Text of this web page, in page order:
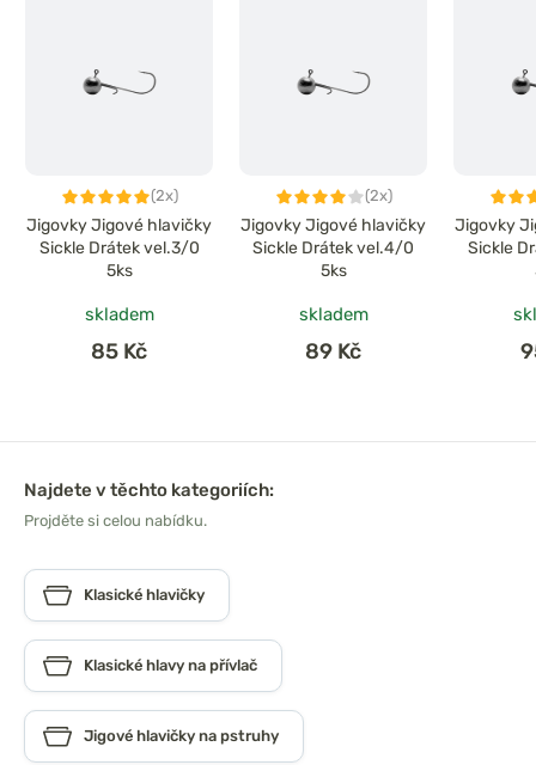
(2x)
Jigovky Jigové hlavičky
Sickle Drátek vel.3/0
5ks
skladem
85 Kč
(2x)
Jigovky Jigové hlavičky
Sickle Drátek vel.4/0
5ks
skladem
89 Kč
Jigovky
Sickle
Najdete v těchto kategoriích:
Projděte si celou nabídku.
Klasické hlavičky
Klasické hlavy na přívlač
Jigové hlavičky na pstruhy